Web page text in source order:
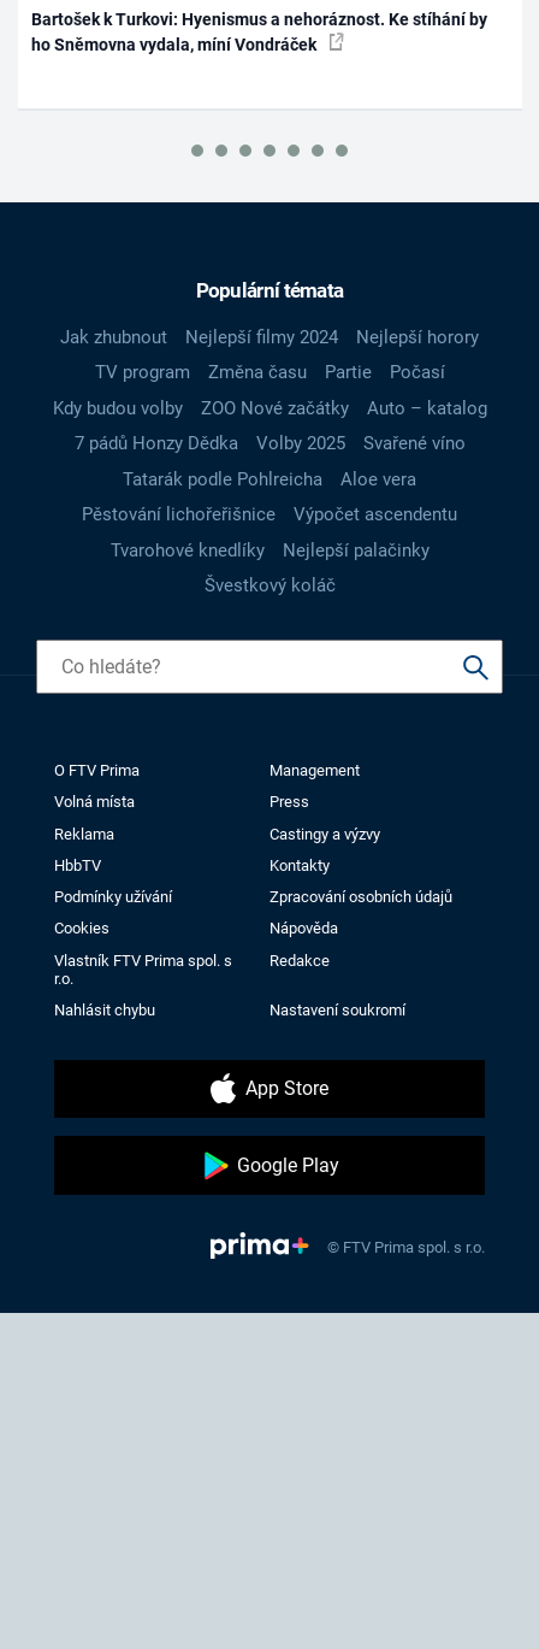
Bartošek k Turkovi: Hyenismus a nehoráznost. Ke stíhání by
ho Sněmovna vydala, míní Vondráček
Populární témata
Jak zhubnout Nejlepší filmy 2024
Nejlepší horory
TV program
Změna času Partie
Počasí
Kdy budou volby
ZOO Nové začátky
Auto – katalog
7 pádů Honzy Dědka
Volby 2025
Svařené víno
Tatarák podle Pohlreicha
Aloe vera
Pěstování lichořeřišnice
Výpočet ascendentu
Tvarohové knedlíky
Nejlepší palačinky
Švestkový koláč
O FTV Prima
Management
Volná místa
Press
Reklama
Castingy a výzvy
HbbTV
Kontakty
Podmínky užívání
Zpracování osobních údajů
Cookies
Nápověda
Vlastník FTV Prima spol. s
r.o.
Redakce
Nahlásit chybu Nastavení soukromí
App Store
Google Play
© FTV Prima spol. s r.o.